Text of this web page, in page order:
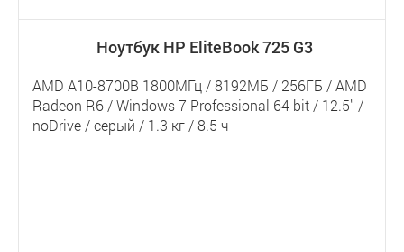
Ноутбук HP EliteBook 725 G3
AMD A10-8700B 1800МГц / 8192МБ / 256ГБ / AMD
Radeon R6 / Windows 7 Professional 64 bit / 12.5" /
noDrive / серый / 1.3 кг / 8.5 ч